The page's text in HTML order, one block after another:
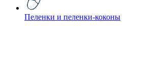
Пеленки и пеленки-коконы